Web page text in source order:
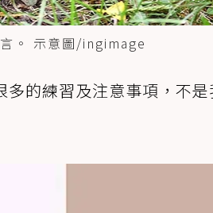
。 示意圖/ingimage
多的練習及注意事項，不